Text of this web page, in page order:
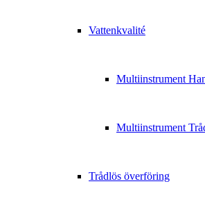
Vattenkvalité
Multiinstrument
Multiinstrument
Trådlös överföring